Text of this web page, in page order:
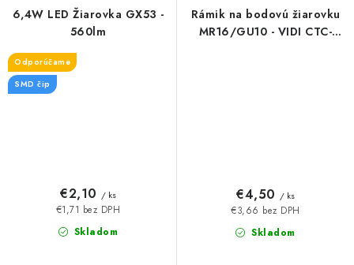
6,4W LED Žiarovka GX53 -
560lm
Odporúčame
SMD čip
Skladom
€1,71 bez DPH
€2,10 / ks
Rámik na bodovú žiarovku
MR16/GU10 - VIDI CTC-
Skladom
€3,66 bez DPH
€4,50 / ks